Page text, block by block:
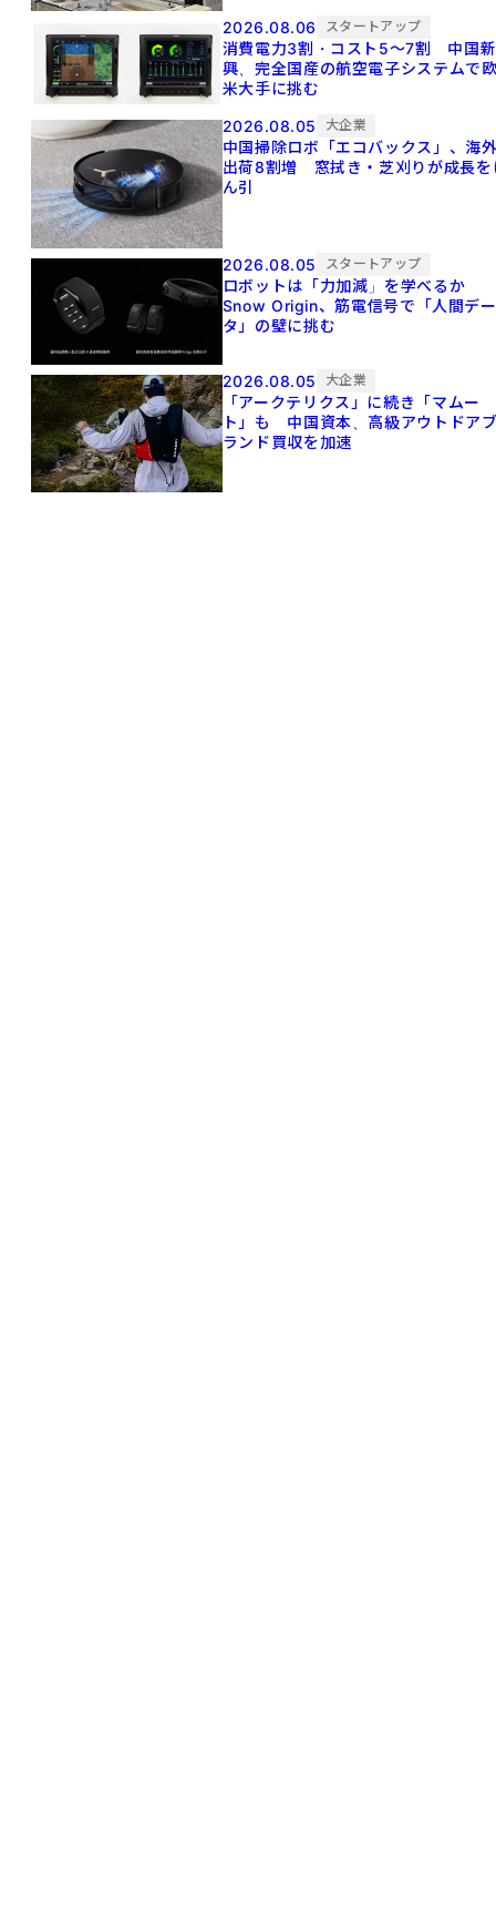
2026.08.06 スタートアップ
消費電力3割・コスト5〜7割 中国新
興、完全国産の航空電子システムで
米大手に挑む
2026.08.05
大企業
中国掃除ロボ「エコバックス」、海
出荷8割増 窓拭き・芝刈りが成長を
ん引
2026.08.05 スタートアップ
ロボットは「力加減」を学べるか
Snow Origin、筋電信号で「人間デー
タ」の壁に挑む
2026.08.05 大企業
「アークテリクス」に続き「マムー
ト」も 中国資本、高級アウトドア
ランド買収を加速